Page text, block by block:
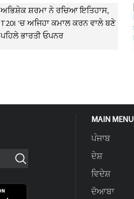
ਅਭਿਸ਼ੇਕ ਸ਼ਰਮਾ ਨੇ ਰਚਿਆ ਇਤਿਹਾਸ,
T20I 'ਚ ਅਜਿਹਾ ਕਮਾਲ ਕਰਨ ਵਾਲੇ ਬਣੇ
ਪਹਿਲੇ ਭਾਰਤੀ ਓਪਨਰ
MAIN MENU
ਪੰਜਾਬ
ਦੇਸ਼
ਵਿਦੇਸ਼
ਦੋਆਬਾ